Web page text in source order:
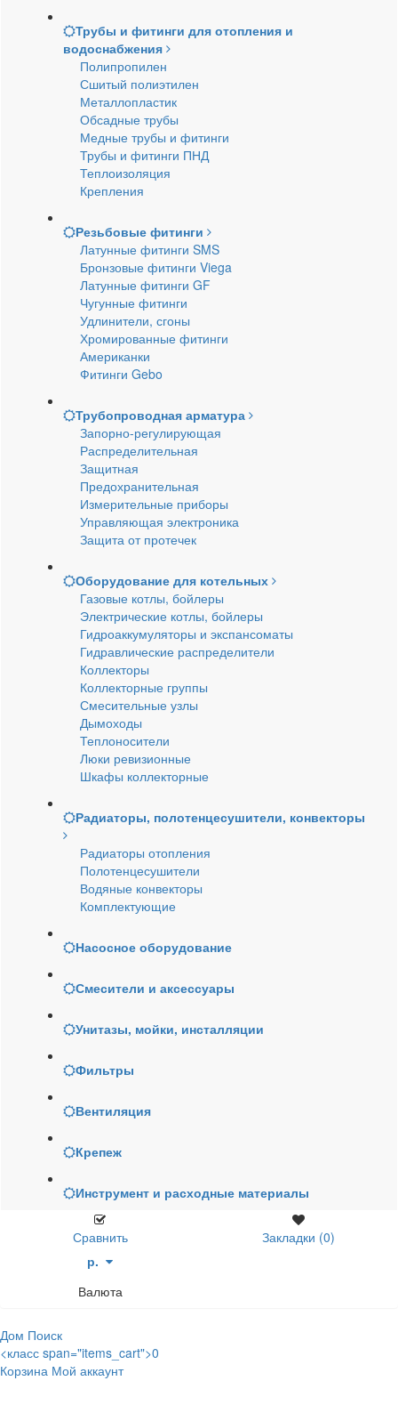
Трубы и фитинги для отопления и
водоснабжения
Полипропилен
Сшитый полиэтилен
Металлопластик
Обсадные трубы
Медные трубы и фитинги
Трубы и фитинги ПНД
Теплоизоляция
Крепления
Резьбовые фитинги
Латунные фитинги SMS
Бронзовые фитинги Viega
Латунные фитинги GF
Чугунные фитинги
Удлинители, сгоны
Хромированные фитинги
Американки
Фитинги Gebo
Трубопроводная арматура
Запорно-регулирующая
Распределительная
Защитная
Предохранительная
Измерительные приборы
Управляющая электроника
Защита от протечек
Оборудование для котельных
Газовые котлы, бойлеры
Электрические котлы, бойлеры
Гидроаккумуляторы и экспансоматы
Гидравлические распределители
Коллекторы
Коллекторные группы
Смесительные узлы
Дымоходы
Теплоносители
Люки ревизионные
Шкафы коллекторные
Радиаторы, полотенцесушители, конвекторы
Радиаторы отопления
Полотенцесушители
Водяные конвекторы
Комплектующие
Насосное оборудование
Смесители и аксессуары
Унитазы, мойки, инсталляции
Фильтры
Вентиляция
Крепеж
Инструмент и расходные материалы
Сравнить
Закладки (0)
р.
Валюта
Дом Поиск
<класс span="items_cart">0
Корзина Мой аккаунт